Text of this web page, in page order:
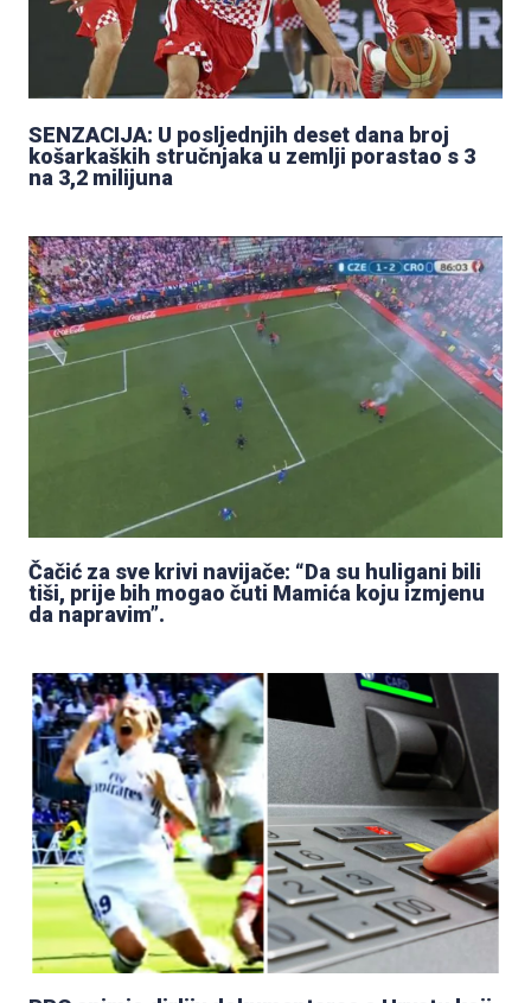
SENZACIJA: U posljednjih deset dana broj
košarkaških stručnjaka u zemlji porastao s 3
na 3,2 milijuna
Čačić za sve krivi navijače: “Da su huligani bili
tiši, prije bih mogao čuti Mamića koju izmjenu
da napravim”.